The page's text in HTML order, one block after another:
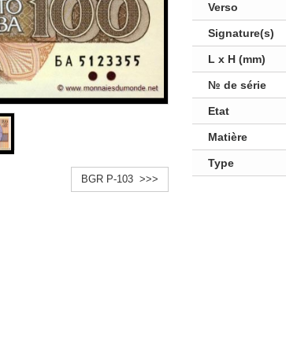
BGR P-103 >>>
Verso
Signature(s)
L x H (mm)
№ de série
Etat
Matière
Type